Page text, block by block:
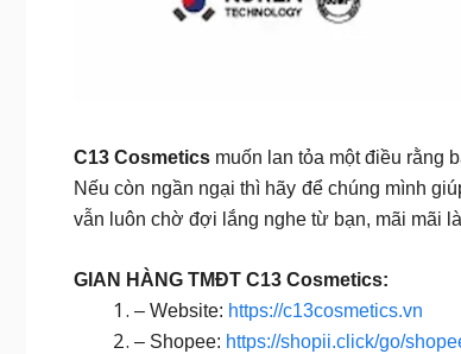
C13 Cosmetics muốn lan tỏa một điều rằng
Nếu còn ngần ngại thì hãy để chúng mình
vẫn luôn chờ đợi lắng nghe từ bạn, mãi mãi
GIAN HÀNG TMĐT C13 Cosmetics:
– Website: https://c13cosmetics.vn
– Shopee: https://shopii.click/go/